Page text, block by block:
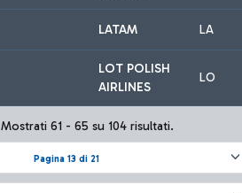
LATAM LA
LOT POLISH
AIRLINES
LO
Pagina 13 di 21
Mostrati 61 - 65 su 104 risultati.